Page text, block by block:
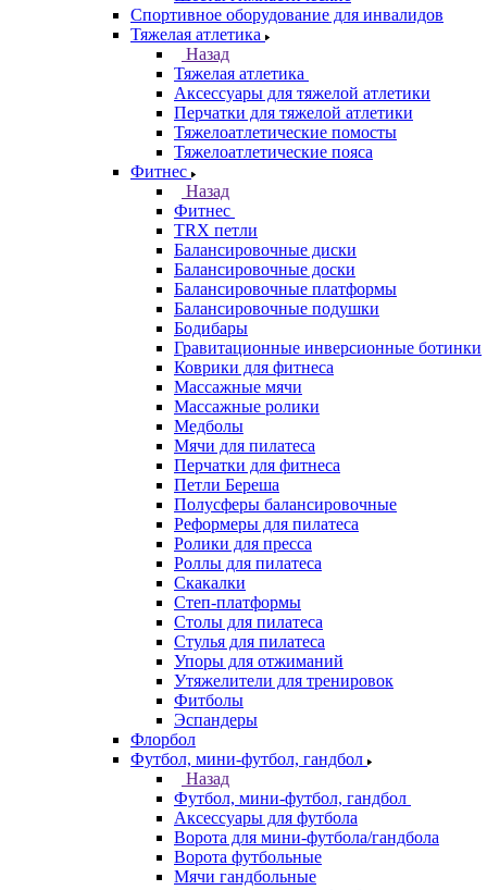
Спортивное оборудование для инвалидов
Тяжелая атлетика
Назад
Тяжелая атлетика
Аксессуары для тяжелой атлетики
Перчатки для тяжелой атлетики
Тяжелоатлетические помосты
Тяжелоатлетические пояса
Фитнес
Назад
Фитнес
TRX петли
Балансировочные диски
Балансировочные доски
Балансировочные платформы
Балансировочные подушки
Бодибары
Гравитационные инверсионные ботинки
Коврики для фитнеса
Массажные мячи
Массажные ролики
Медболы
Мячи для пилатеса
Перчатки для фитнеса
Петли Береша
Полусферы балансировочные
Реформеры для пилатеса
Ролики для пресса
Роллы для пилатеса
Скакалки
Степ-платформы
Столы для пилатеса
Стулья для пилатеса
Упоры для отжиманий
Утяжелители для тренировок
Фитболы
Эспандеры
Флорбол
Футбол, мини-футбол, гандбол
Назад
Футбол, мини-футбол, гандбол
Аксессуары для футбола
Ворота для мини-футбола/гандбола
Ворота футбольные
Мячи гандбольные